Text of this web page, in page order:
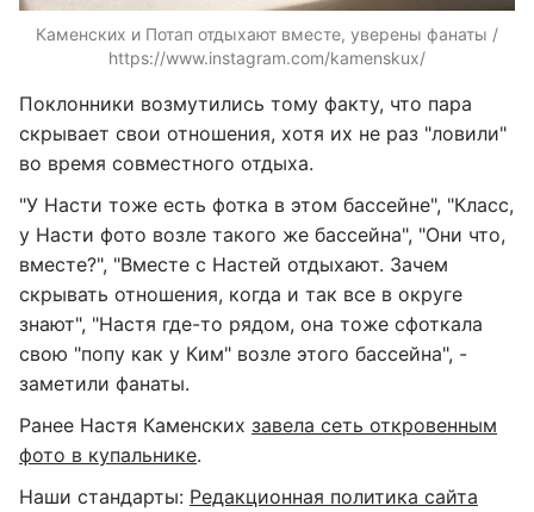
Каменских и Потап отдыхают вместе, уверены фанаты /
https://www.instagram.com/kamenskux/
Поклонники возмутились тому факту, что пара
скрывает свои отношения, хотя их не раз "ловили"
во время совместного отдыха.
"У Насти тоже есть фотка в этом бассейне", "Класс,
у Насти фото возле такого же бассейна", "Они что,
вместе?", "Вместе с Настей отдыхают. Зачем
скрывать отношения, когда и так все в округе
знают", "Настя где-то рядом, она тоже сфоткала
свою "попу как у Ким" возле этого бассейна", -
заметили фанаты.
Ранее Настя Каменских завела сеть откровенным
фото в купальнике.
Наши стандарты: Редакционная политика сайта